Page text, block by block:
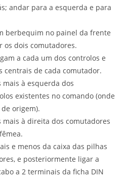
andar para a esquerda e para
berbequim no painel da frente
os dois comutadores.
a cada um dos controlos e
centrais de cada comutador.
à esquerda dos
existentes no comando (onde
origem).
mais à direita dos comutadores
e menos da caixa das pilhas
e posteriormente ligar a
a 2 terminais da ficha DIN